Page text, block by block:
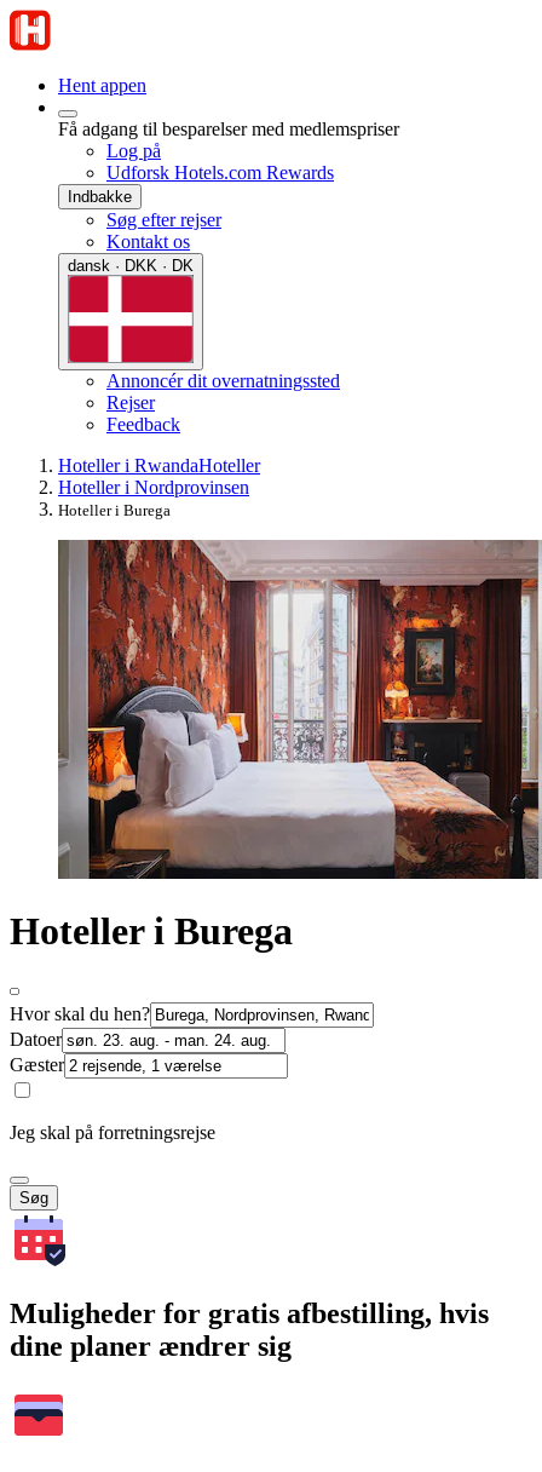
Hent appen
Få adgang til besparelser med medlemspriser
Log på
Udforsk Hotels.com Rewards
Indbakke
Søg efter rejser
Kontakt os
dansk · DKK · DK
Annoncér dit overnatningssted
Rejser
Feedback
Hoteller i RwandaHoteller
Hoteller i Nordprovinsen
Hoteller i Burega
Hoteller i Burega
Hvor skal du hen?
Datoer
Gæster
Jeg skal på forretningsrejse
Søg
Muligheder for gratis afbestilling, hvis
dine planer ændrer sig